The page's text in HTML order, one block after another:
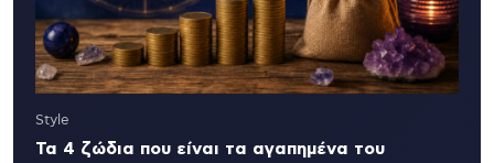
Style
Τα 4 ζώδια που είναι τα αγαπημένα του